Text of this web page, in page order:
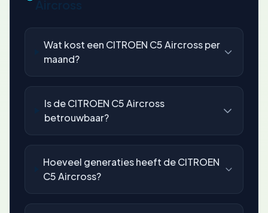
Wat kost een CITROEN C5 Aircross per
maand?
Is de CITROEN C5 Aircross
betrouwbaar?
Hoeveel generaties heeft de CITROEN
C5 Aircross?